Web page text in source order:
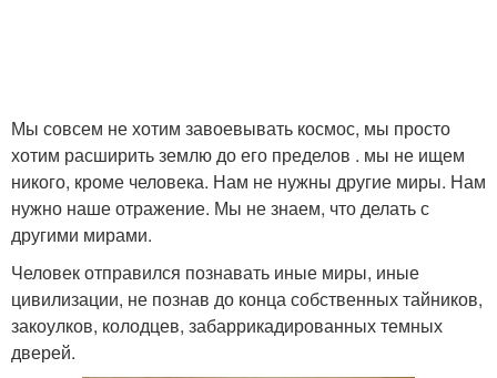
Мы совсем не хотим завоевывать космос, мы просто
хотим расширить землю до его пределов . мы не ищем
никого, кроме человека. Нам не нужны другие миры. Нам
нужно наше отражение. Мы не знаем, что делать с
другими мирами.
Человек отправился познавать иные миры, иные
цивилизации, не познав до конца собственных тайников,
закоулков, колодцев, забаррикадированных темных
дверей.